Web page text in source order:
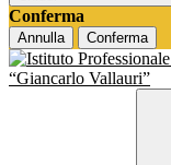
Conferma
Annulla Conferma